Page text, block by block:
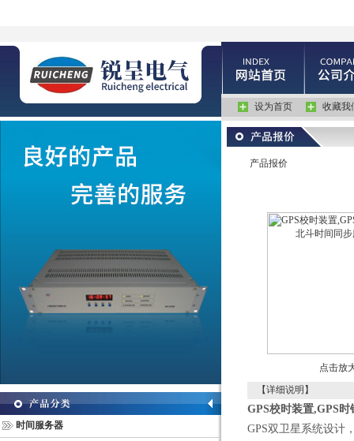
设为首页 收藏我
时间服务器
产品报价
点击放
【详细说明】
GPS校时装置,GPS时
GPS双卫星系统设计